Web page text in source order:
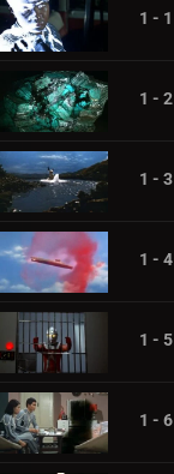
1 - 1
1 - 2
1 - 3
1 - 4
1 - 5
1 - 6